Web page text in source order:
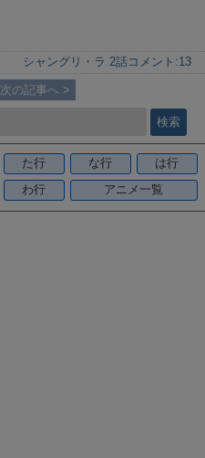
シャングリ・ラ 2話 コメント:13
次の記事へ >
た行 な行
は行
わ行 アニメ一覧